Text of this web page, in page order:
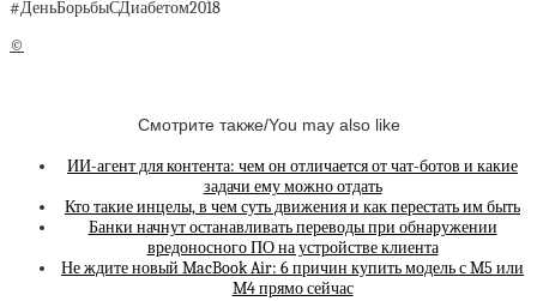
#ДеньБорьбыСДиабетом2018
©
Смотрите также/You may also like
ИИ-агент для контента: чем он отличается от чат-ботов и какие
задачи ему можно отдать
Кто такие инцелы, в чем суть движения и как перестать им быть
Банки начнут останавливать переводы при обнаружении
вредоносного ПО на устройстве клиента
Не ждите новый MacBook Air: 6 причин купить модель с M5 или
M4 прямо сейчас